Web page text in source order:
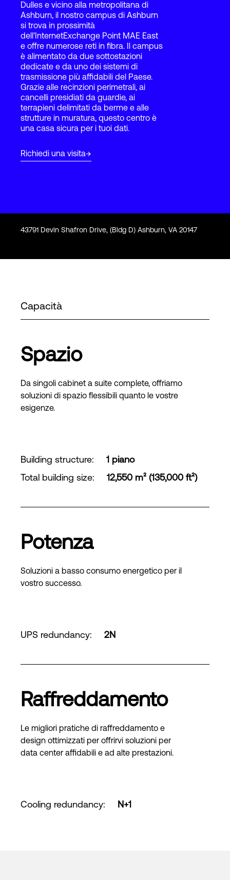
Accesso
Dulles e vicino alla metropolitana di
Ashburn, il nostro campus di Ashburn
si trova in prossimità
dell'InternetExchange Point MAE East
e offre numerose reti in fibra. Il campus
è alimentato da due sottostazioni
dedicate e da uno dei sistemi di
trasmissione più affidabili del Paese.
Grazie alle recinzioni perimetrali, ai
cancelli presidiati da guardie, ai
terrapieni delimitati da berme e alle
strutture in muratura, questo centro è
una casa sicura per i tuoi dati.
Richiedi una visita
43791 Devin Shafron Drive, (Bldg D) Ashburn, VA 20147
Capacità
Spazio
Da singoli cabinet a suite complete, offriamo
soluzioni di spazio flessibili quanto le vostre
esigenze.
Building structure:
1 piano
Total building size: 12,550 m² (135,000 ft²)
Potenza
Soluzioni a basso consumo energetico per il
vostro successo.
UPS redundancy: 2N
Raffreddamento
Le migliori pratiche di raffreddamento e
design ottimizzati per offrirvi soluzioni per
data center affidabili e ad alte prestazioni.
Cooling redundancy: N+1